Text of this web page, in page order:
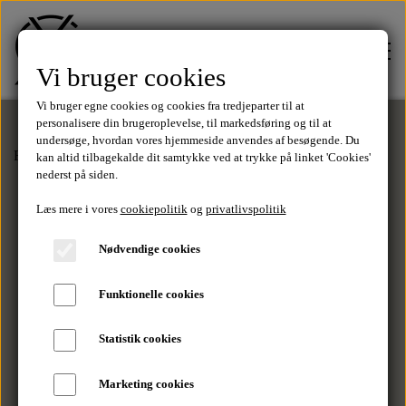
FORSIDE
TØJ
Tilbud
MÆRKER
Forside Polo Shirts Polo Shirt - Army
Vi bruger cookies
Vi bruger egne cookies og cookies fra tredjeparter til at
personalisere din brugeroplevelse, til markedsføring og til at
undersøge, hvordan vores hjemmeside anvendes af besøgende. Du
kan altid tilbagekalde dit samtykke ved at trykke på linket 'Cookies'
nederst på siden.
Læs mere i vores cookiepolitikog privatlivspolitik
Nødvendige cookies
Funktionelle cookies
Statistik cookies
Marketing cookies